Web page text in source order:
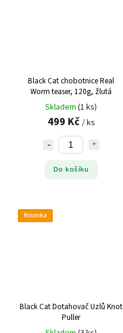
Black Cat chobotnice Real
Worm teaser, 120g, žlutá
Skladem (1 ks)
499 Kč / ks
Do košíku
Novinka
Black Cat Dotahovač Uzlů Knot
Puller